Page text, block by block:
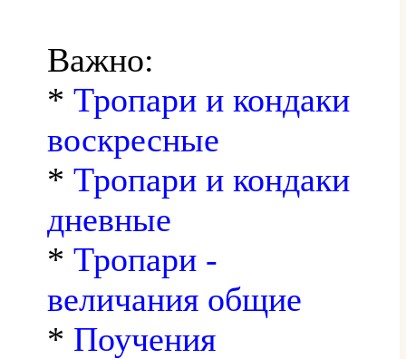
Важно:
* Тропари и кондаки
воскресные
* Тропари и кондаки
дневные
* Тропари -
величания общие
* Поучения